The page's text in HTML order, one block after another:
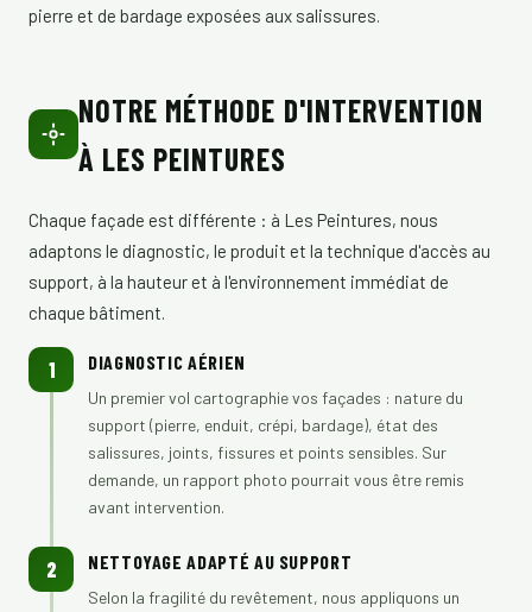
pierre et de bardage exposées aux salissures.
NOTRE MÉTHODE D'INTERVENTION
À LES PEINTURES
Chaque façade est différente : à Les Peintures, nous
adaptons le diagnostic, le produit et la technique d'accès au
support, à la hauteur et à l'environnement immédiat de
chaque bâtiment.
1 DIAGNOSTIC AÉRIEN
Un premier vol cartographie vos façades : nature du
support (pierre, enduit, crépi, bardage), état des
salissures, joints, fissures et points sensibles. Sur
demande, un rapport photo pourrait vous être remis
avant intervention.
2 NETTOYAGE ADAPTÉ AU SUPPORT
Selon la fragilité du revêtement, nous appliquons un